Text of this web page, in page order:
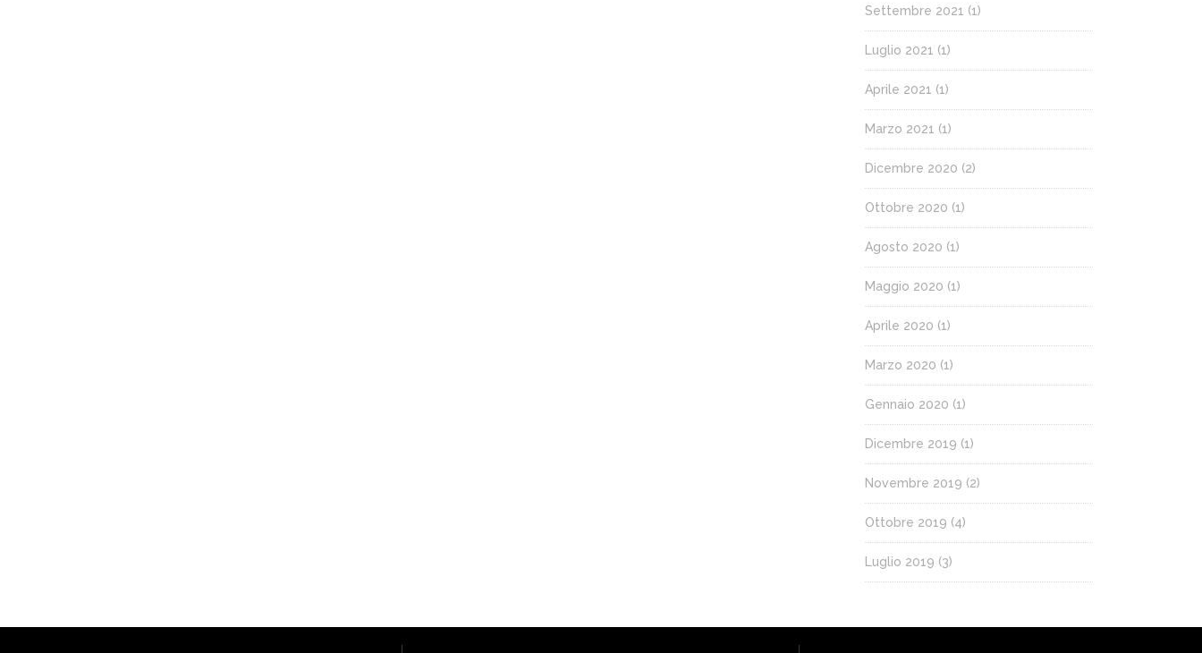
Settembre 2021 (1)
Luglio 2021 (1)
Aprile 2021 (1)
Marzo 2021 (1)
Dicembre 2020 (2)
Ottobre 2020 (1)
Agosto 2020 (1)
Maggio 2020 (1)
Aprile 2020 (1)
Marzo 2020 (1)
Gennaio 2020 (1)
Dicembre 2019 (1)
Novembre 2019 (2)
Ottobre 2019 (4)
Luglio 2019 (3)